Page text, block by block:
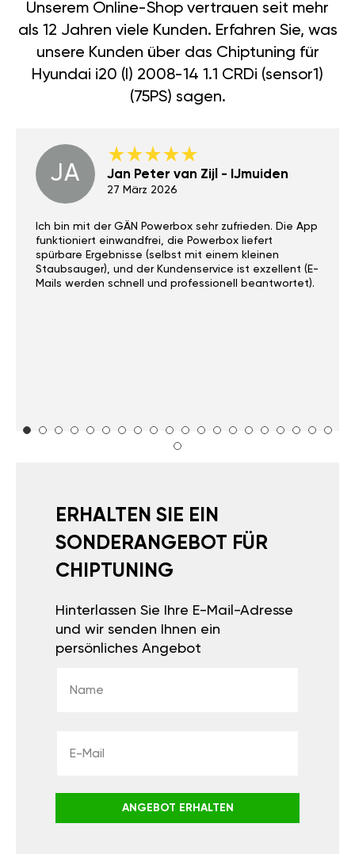
Unserem Online-Shop vertrauen seit mehr
als 12 Jahren viele Kunden. Erfahren Sie, was
unsere Kunden über das Chiptuning für
Hyundai i20 (I) 2008-14 1.1 CRDi (sensor1)
(75PS) sagen.
JA Jan Peter van Zijl - IJmuiden
27 März 2026
Ich bin mit der GÄN Powerbox sehr zufrieden. Die App
funktioniert einwandfrei, die Powerbox liefert
spürbare Ergebnisse (selbst mit einem kleinen
Staubsauger), und der Kundenservice ist exzellent (E-
Mails werden schnell und professionell beantwortet).
ERHALTEN SIE EIN
SONDERANGEBOT FÜR
CHIPTUNING
Hinterlassen Sie Ihre E-Mail-Adresse
und wir senden Ihnen ein
persönliches Angebot
ANGEBOT ERHALTEN